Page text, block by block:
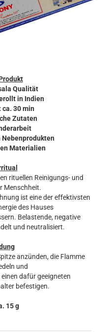
Qualität
in Indien
ca. 30 min
Zutaten
Materialien
rituellen Reinigungs- und
Menschheit.
ist eine der effektivsten
des Hauses
Belastende, negative
und neutralisiert.
anzünden, die Flamme
und
dafür geeigneten
befestigen.
15 g